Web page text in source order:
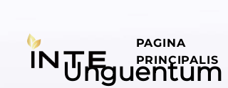
PAGINA
PRINCIPALIS
Unguentum